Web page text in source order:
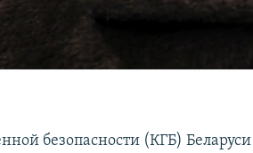
безопасности (КГБ)